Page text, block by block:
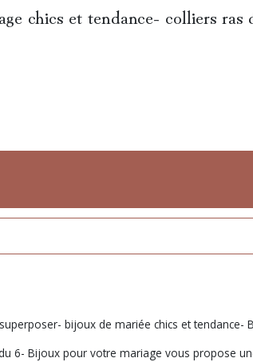
chics et tendance- colliers
bijoux de mariée chics et tendance-
6- Bijoux pour votre mariage vous propose